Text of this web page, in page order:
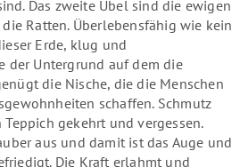
Das zweite Übel sind die ewigen
Ratten. Überlebensfähig wie kein
Erde, klug und
der Untergrund auf dem die
die Nische, die die Menschen
schaffen. Schmutz
gekehrt und vergessen.
aus und damit ist das Auge und
Die Kraft erlahmt und